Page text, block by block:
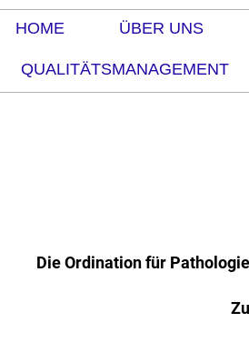
HOME ÜBER UNS
QUALITÄTSMANAGEMENT
Die Ordination für